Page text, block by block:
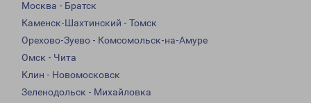
Москва - Братск
Каменск-Шахтинский - Томск
Орехово-Зуево - Комсомольск-на-Амуре
Омск - Чита
Клин - Новомосковск
Зеленодольск - Михайловка